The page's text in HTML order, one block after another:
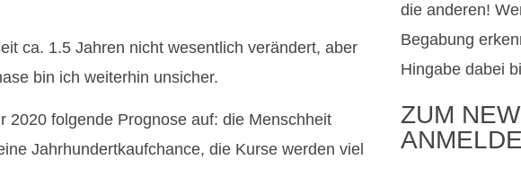
ca. 1.5 Jahren nicht wesentlich verändert, aber
bin ich weiterhin unsicher.
2020 folgende Prognose auf: die Menschheit
Jahrhundertkaufchance, die Kurse werden viel
die anderen!
Begabung
Hingabe dabei
ZUM